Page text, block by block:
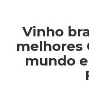
Vinho
melhores
mundo